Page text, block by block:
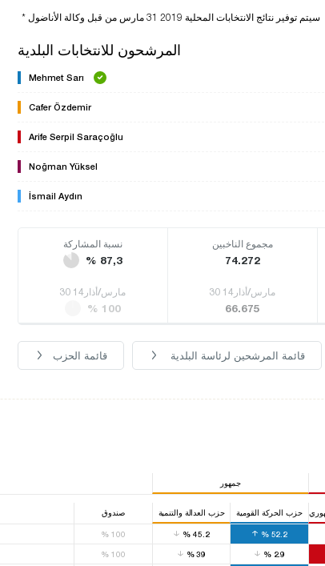
* سيتم توفير نتائج الانتخابات المحلية 2019 31 مارس من قبل وكالة الأناضول
المرشحون للانتخابات البلدية
Mehmet Sarı
Cafer Özdemir
Arife Serpil Saraçoğlu
Noğman Yüksel
İsmail Aydın
نسبة المشاركة
% 87,3
مجموع الناخبين
74.272
30 مارس/أذار14
% 100
30 مارس/أذار14
66.675
قائمة الحزب قائمة المرشحين لرئاسة البلدية
جمهور
صندوق حزب العدالة والتنمية حزب الحركة القومية
% 100 % 45.2 %52.2
% 100 %39 %2.9